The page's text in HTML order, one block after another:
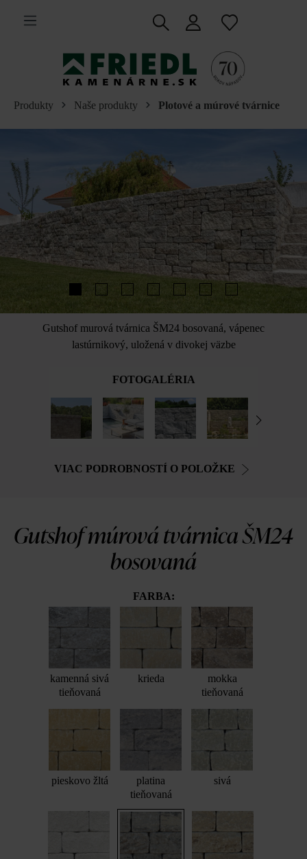
hlavný obsah
Produkty Naše produkty Plotové a múrové tvárnice
Gutshof murová tvárnica ŠM24 bosovaná, vápenec
lastúrnikový, uložená v divokej väzbe
FOTOGALÉRIA
VIAC PODROBNOSTÍ O POLOŽKE
Gutshof múrová tvárnica ŠM24
bosovaná
FARBA:
kamenná sivá
tieňovaná
krieda
mokka
tieňovaná
pieskovo žltá
platina
tieňovaná
sivá